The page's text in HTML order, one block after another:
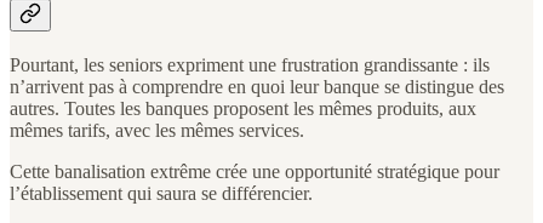
Pourtant, les seniors expriment une frustration grandissante : ils
n’arrivent pas à comprendre en quoi leur banque se distingue des
autres. Toutes les banques proposent les mêmes produits, aux
mêmes tarifs, avec les mêmes services.
Cette banalisation extrême crée une opportunité stratégique pour
l’établissement qui saura se différencier.